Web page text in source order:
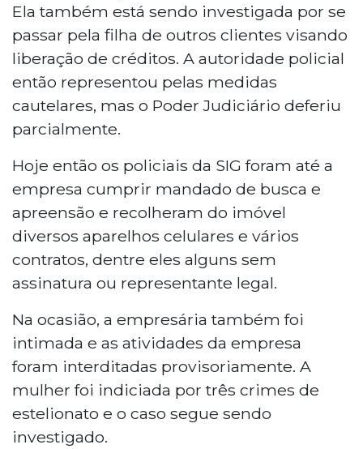
Ela também está sendo investigada por se
passar pela filha de outros clientes visando
liberação de créditos. A autoridade policial
então representou pelas medidas
cautelares, mas o Poder Judiciário deferiu
parcialmente.
Hoje então os policiais da SIG foram até a
empresa cumprir mandado de busca e
apreensão e recolheram do imóvel
diversos aparelhos celulares e vários
contratos, dentre eles alguns sem
assinatura ou representante legal.
Na ocasião, a empresária também foi
intimada e as atividades da empresa
foram interditadas provisoriamente. A
mulher foi indiciada por três crimes de
estelionato e o caso segue sendo
investigado.